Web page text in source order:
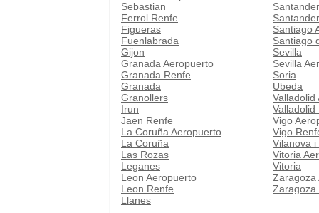
Sebastian
Ferrol Renfe
Figueras
Fuenlabrada
Gijon
Granada Aeropuerto
Granada Renfe
Granada
Granollers
Irun
Jaen Renfe
La Coruña Aeropuerto
La Coruña
Las Rozas
Leganes
Leon Aeropuerto
Leon Renfe
Llanes
Santiago
Santiago
Sevilla
Sevilla
Soria
Ubeda
Valladolid
Valladolid
Vigo
Vigo
Vilanova
Vitoria
Vitoria
Zaragoza
Zaragoza